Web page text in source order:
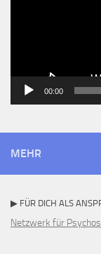
00:00
MEHR
▶ FÜR DICH ALS
Netzwerk für